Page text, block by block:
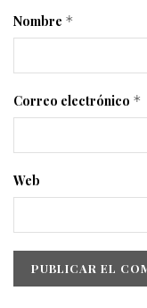
Nombre *
Correo electrónico *
Web